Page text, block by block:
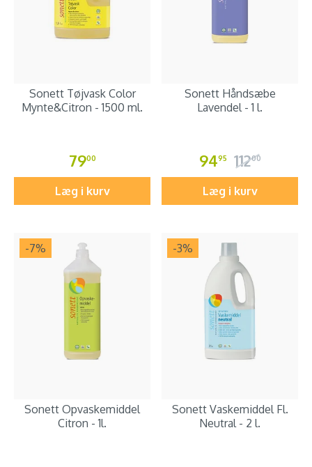
Sonett Tøjvask Color
Mynte&Citron - 1500 ml.
7900
Læg i kurv
Sonett Håndsæbe
Lavendel - 1 l.
9495 11200
Læg i kurv
-7%
Sonett Opvaskemiddel
Citron - 1l.
-3%
Sonett Vaskemiddel Fl.
Neutral - 2 l.